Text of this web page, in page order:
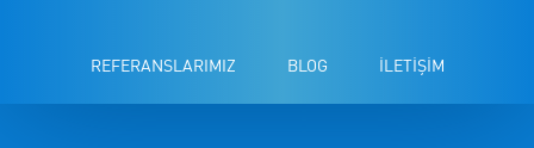
REFERANSLARIMIZ BLOG İLETİŞİM